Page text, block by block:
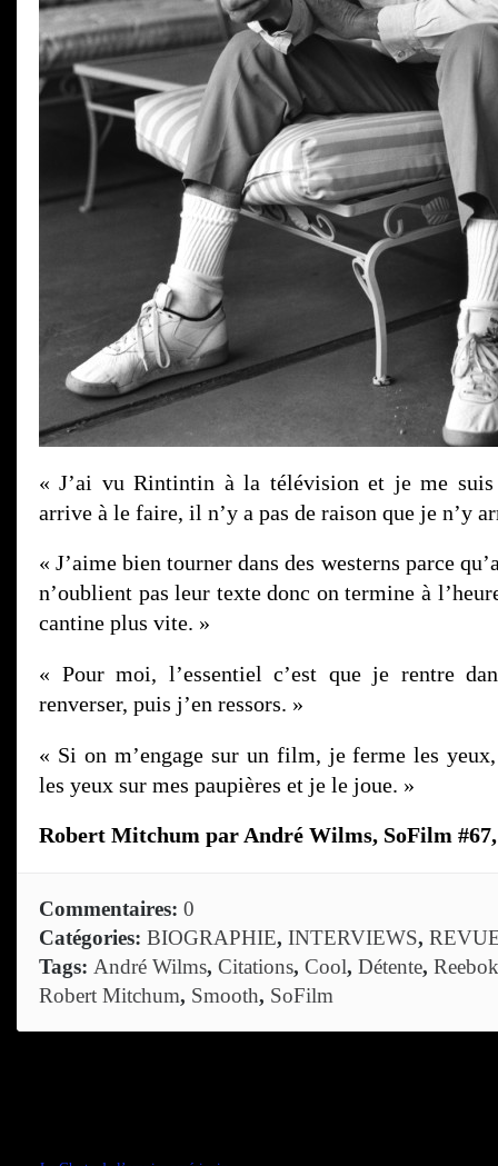
« J’ai vu Rintintin à la télévision et je me
arrive à le faire, il n’y a pas de raison que je n’y
« J’aime bien tourner dans des westerns parce
n’oublient pas leur texte donc on termine à
cantine plus vite. »
« Pour moi, l’essentiel c’est que je rentre
renverser, puis j’en ressors. »
« Si on m’engage sur un film, je ferme les
les yeux sur mes paupières et je le joue. »
Robert Mitchum par André Wilms, SoFilm #67,
Commentaires: 0
Catégories: BIOGRAPHIE, INTERVIEWS,
Tags: André Wilms, Citations, Cool, Détente,
Robert Mitchum, Smooth, SoFilm